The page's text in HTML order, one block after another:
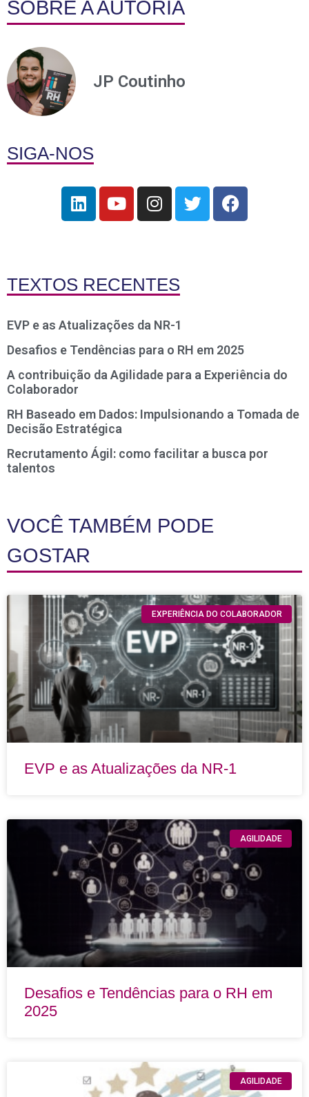
SOBRE A AUTORIA
JP Coutinho
SIGA-NOS
TEXTOS RECENTES
EVP e as Atualizações da NR-1
Desafios e Tendências para o RH em 2025
A contribuição da Agilidade para a Experiência do
Colaborador
RH Baseado em Dados: Impulsionando a Tomada de
Decisão Estratégica
Recrutamento Ágil: como facilitar a busca por
talentos
VOCÊ TAMBÉM PODE
GOSTAR
EXPERIÊNCIA DO COLABORADOR
EVP e as Atualizações da NR-1
AGILIDADE
Desafios e Tendências para o RH em
2025
AGILIDADE